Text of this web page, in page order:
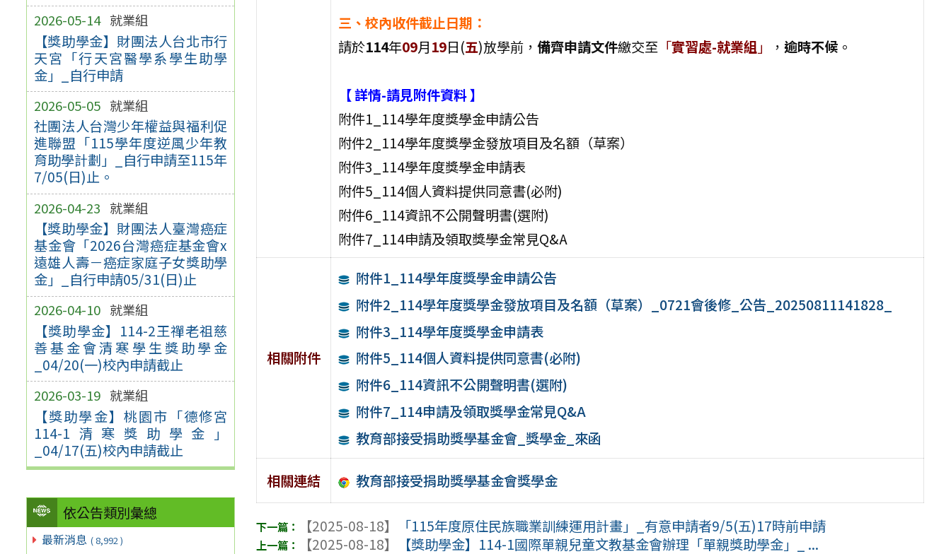
2026-05-14 就業組
【獎助學金】財團法人台北市行
天宮「行天宮醫學系學生助學
金」_自行申請
2026-05-05 就業組
社團法人台灣少年權益與福利促
進聯盟「115學年度逆風少年教
育助學計劃」_自行申請至115年
7/05(日)止。
2026-04-23 就業組
【獎助學金】財團法人臺灣癌症
基金會「2026台灣癌症基金會x
遠雄人壽－癌症家庭子女獎助學
金」_自行申請05/31(日)止
2026-04-10 就業組
【獎助學金】114-2王禪老祖慈
善基金會清寒學生獎助學金
_04/20(一)校內申請截止
2026-03-19 就業組
【獎助學金】桃園市「德修宮
114-1清寒獎助學金」
_04/17(五)校內申請截止
依公告類別彙總
最新消息 ( 8,992 )
三、校內收件截止日期：
請於114年09月19日(五)放學前， 備齊申請文件繳交至「實習處-就業組」 ， 逾時不候。
【 詳情-請見附件資料 】
附件1_114學年度獎學金申請公告
附件2_114學年度獎學金發放項目及名額（草案）
附件3_114學年度獎學金申請表
附件5_114個人資料提供同意書(必附)
附件6_114資訊不公開聲明書(選附)
附件7_114申請及領取獎學金常見Q&A
相關附件
附件1_114學年度獎學金申請公告
附件2_114學年度獎學金發放項目及名額（草案）_0721會後修_公告_20250811141828_
附件3_114學年度獎學金申請表
附件5_114個人資料提供同意書(必附)
附件6_114資訊不公開聲明書(選附)
附件7_114申請及領取獎學金常見Q&A
教育部接受捐助獎學基金會_獎學金_來函
相關連結 教育部接受捐助獎學基金會獎學金
【2025-08-18】
「115年度原住民族職業訓練運用計畫」_有意申請者9/5(五)17時前申請
【2025-08-18】
【獎助學金】114-1國際單親兒童文教基金會辦理「單親獎助學金」_ ...